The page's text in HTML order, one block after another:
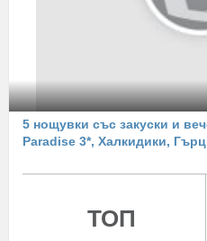
5 нощувки със закуски и
Paradise 3*, Халкидики,
ТОП